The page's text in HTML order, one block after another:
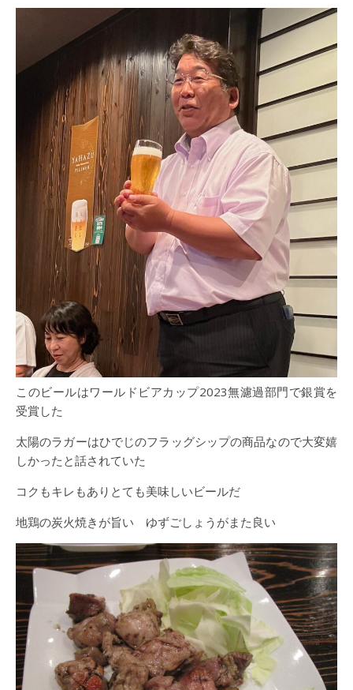
このビールはワールドビアカップ2023無濾過部門で銀賞を
受賞した
太陽のラガーはひでじのフラッグシップの商品なので大変嬉
しかったと話されていた
コクもキレもありとても美味しいビールだ
地鶏の炭火焼きが旨い ゆずごしょうがまた良い